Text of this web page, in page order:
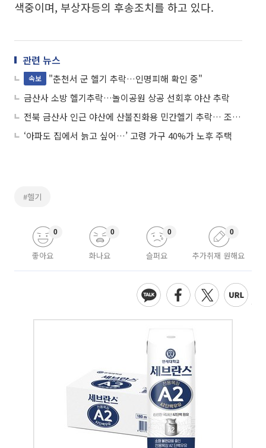
색중이며, 부상자등의 후송조치를 하고 있다.
관련 뉴스
속보
"춘천서 군 헬기 추락…인명피해 확인 중"
금산사 소방 헬기추락…놀이공원 상공 선회후 야산 추락
전북 금산사 인근 야산에 산불진화용 민간헬기 추락… 조종사 홀로 사망
‘아파도 집에서 늙고 싶어…’ 고령 가구 40%가 노후 주택
#헬기
좋아요
0
화나요
0
슬퍼요
0
추가취재 원해요
0